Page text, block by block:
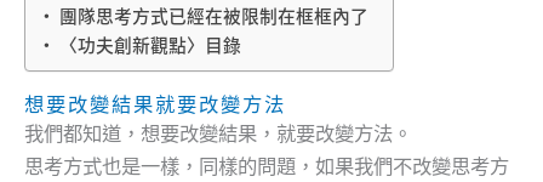
團隊思考方式已經在被限制在框框內了
〈功夫創新觀點〉目錄
想要改變結果就要改變方法
我們都知道，想要改變結果，就要改變方法。
思考方式也是一樣，同樣的問題，如果我們不改變思考方